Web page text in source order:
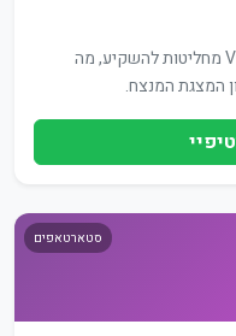
עולם ההון סיכון הישראלי — איך קרנות VC מחליטות להשקיע, מה
המצגת המנצח.
סטארטאפים